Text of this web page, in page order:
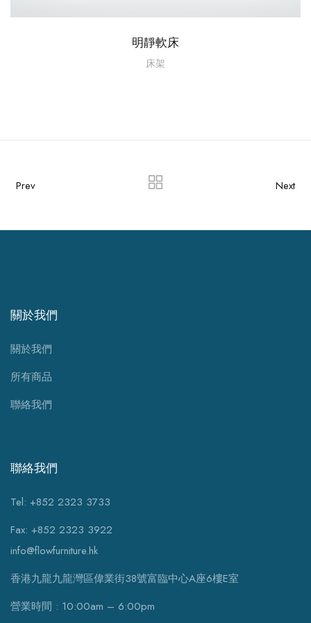
明靜軟床
床架
Prev Next
關於我們
關於我們
所有商品
聯絡我們
聯絡我們
Tel: +852 2323 3733
Fax: +852 2323 3922
info@flowfurniture.hk
香港九龍九龍灣區偉業街38號富臨中心A座6樓E室
營業時間 : 10:00am – 6:00pm